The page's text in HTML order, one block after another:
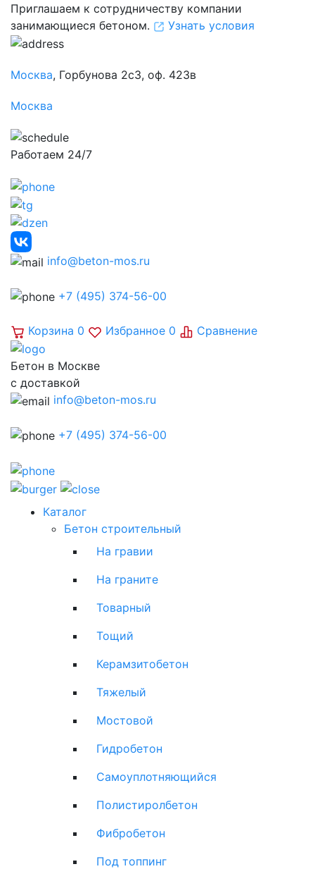
Приглашаем к сотрудничеству компании
занимающиеся бетоном.
Узнать условия
Москва, Горбунова 2с3, оф. 423в
Москва
Работаем 24/7
info@beton-mos.ru
+7 (495) 374-56-00
Корзина 0 Избранное 0 Сравнение
Бетон в Москве
с доставкой
info@beton-mos.ru
+7 (495) 374-56-00
Каталог
Бетон строительный
На гравии
На граните
Товарный
Тощий
Керамзитобетон
Тяжелый
Мостовой
Гидробетон
Самоуплотняющийся
Полистиролбетон
Фибробетон
Под топпинг